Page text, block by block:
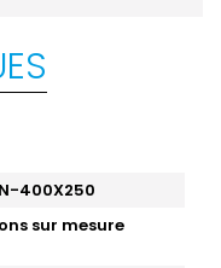
400X250
sur mesure